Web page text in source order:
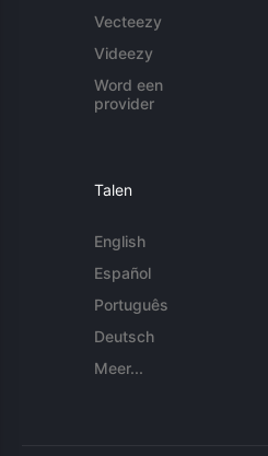
Vecteezy
Videezy
Word een
provider
Talen
English
Español
Português
Deutsch
Meer...